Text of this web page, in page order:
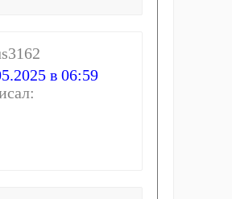
в 06:59